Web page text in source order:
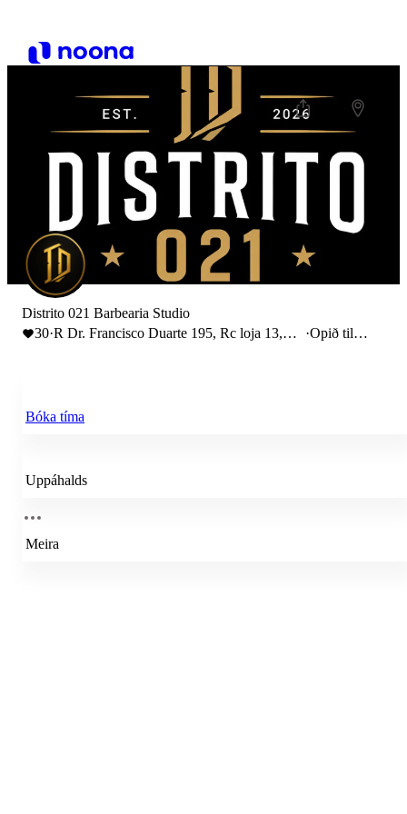
Distrito 021 Barbearia Studio
30·R Dr. Francisco Duarte 195, Rc loja 13,
·Opið til
Bóka tíma
Uppáhalds
Meira